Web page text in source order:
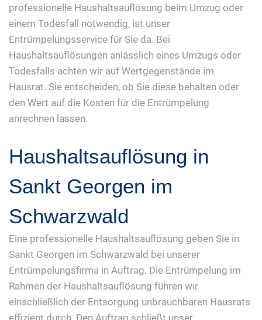
professionelle Haushaltsauflösung beim Umzug oder
einem Todesfall notwendig, ist unser
Entrümpelungsservice für Sie da. Bei
Haushaltsauflösungen anlässlich eines Umzugs oder
Todesfalls achten wir auf Wertgegenstände im
Hausrat. Sie entscheiden, ob Sie diese behalten oder
den Wert auf die Kosten für die Entrümpelung
anrechnen lassen.
Haushaltsauflösung in
Sankt Georgen im
Schwarzwald
Eine professionelle Haushaltsauflösung geben Sie in
Sankt Georgen im Schwarzwald bei unserer
Entrümpelungsfirma in Auftrag. Die Entrümpelung im
Rahmen der Haushaltsauflösung führen wir
einschließlich der Entsorgung unbrauchbaren Hausrats
effizient durch. Den Auftrag schließt unser